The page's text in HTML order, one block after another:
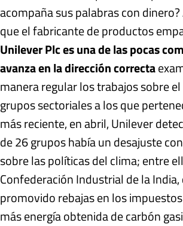
acompaña sus palabras con
que el fabricante de productos
Unilever Plc es una de las pocas
avanza en la dirección correcta
manera regular los trabajos sobre
grupos sectoriales a los que
más reciente, en abril, Unilever
de 26 grupos había un desajuste
sobre las políticas del clima; entre
Confederación Industrial de la India,
promovido rebajas en los
más energía obtenida de carbón